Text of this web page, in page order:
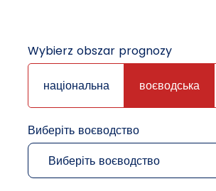
Wybierz obszar prognozy
національна воєводська
Виберіть воєводство
Виберіть воєводство